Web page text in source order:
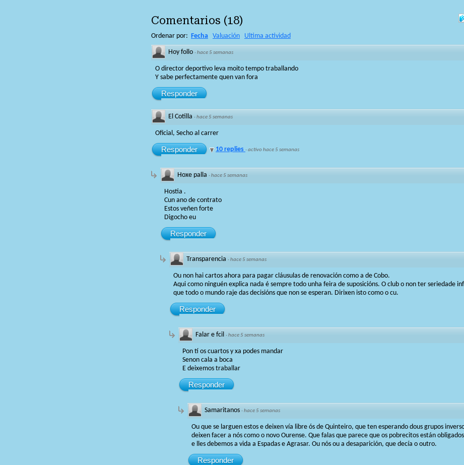
Comentarios (18)
Ordenar por: Fecha Valuación Ultima actividad
Hoy follo ·hace 5 semanas
O director deportivo leva moito tempo traballando
Y sabe perfectamente quen van fora
Responder
El Cotilla ·hace 5 semanas
Oficial, Secho al carrer
Responder 10 replies ·activo hace 5 semanas
Hoxe palla ·hace 5 semanas
Hostia .
Cun ano de contrato
Estos veñen forte
Digocho eu
Responder
Transparencia ·hace 5 semanas
Ou non hai cartos ahora para pagar cláusulas de renovación como a de Cobo.
Aqui como ninguén explica nada é sempre todo unha feira de suposicións. O club o non ter seriedade
que todo o mundo raje das decisións que non se esperan. Dirixen isto como o cu.
Responder
Falar e fcil ·hace 5 semanas
Pon tí os cuartos y xa podes mandar
Senon cala a boca
E deixemos traballar
Responder
Samaritanos ·hace 5 semanas
Ou que se larguen estos e deixen vía libre ós de Quinteiro, que ten esperando dous grupos
deixen facer a nós como o novo Ourense. Que falas que parece que os pobrecitos están
e lles debemos a vida a Espadas e Agrasar. Ou nós ou a desaparición, que decía o outro.
Responder